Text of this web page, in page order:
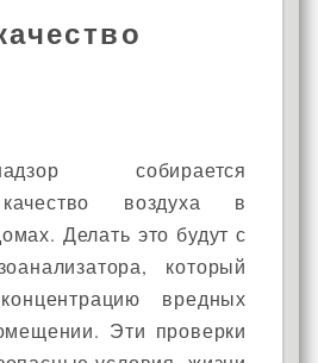
собирается
воздуха в
Делать это будут с
который
вредных
Эти проверки